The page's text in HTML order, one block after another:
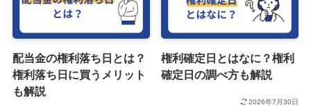
配当金の権利落ち日とは？
権利落ち日に買うメリット
も解説
権利確定日とはなに？権利
確定日の調べ方も解説
2026年7月30日